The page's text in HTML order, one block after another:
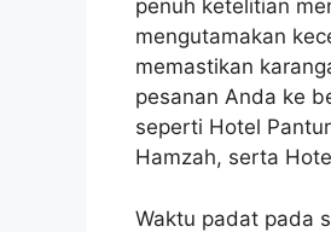
penuh ketelitian
mengutamakan
memastikan
pesanan Anda ke
seperti Hotel
Hamzah, serta
Waktu padat pada